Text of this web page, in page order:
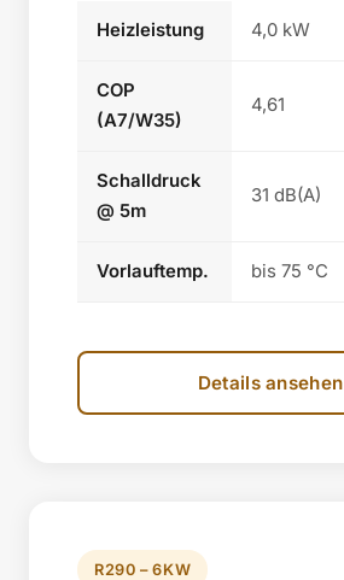
Heizleistung 4,0 kW
COP
(A7/W35)
4,61
Schalldruck
@ 5m
31 dB(A)
Vorlauftemp. bis 75 °C
Details ansehen
R290 – 6KW